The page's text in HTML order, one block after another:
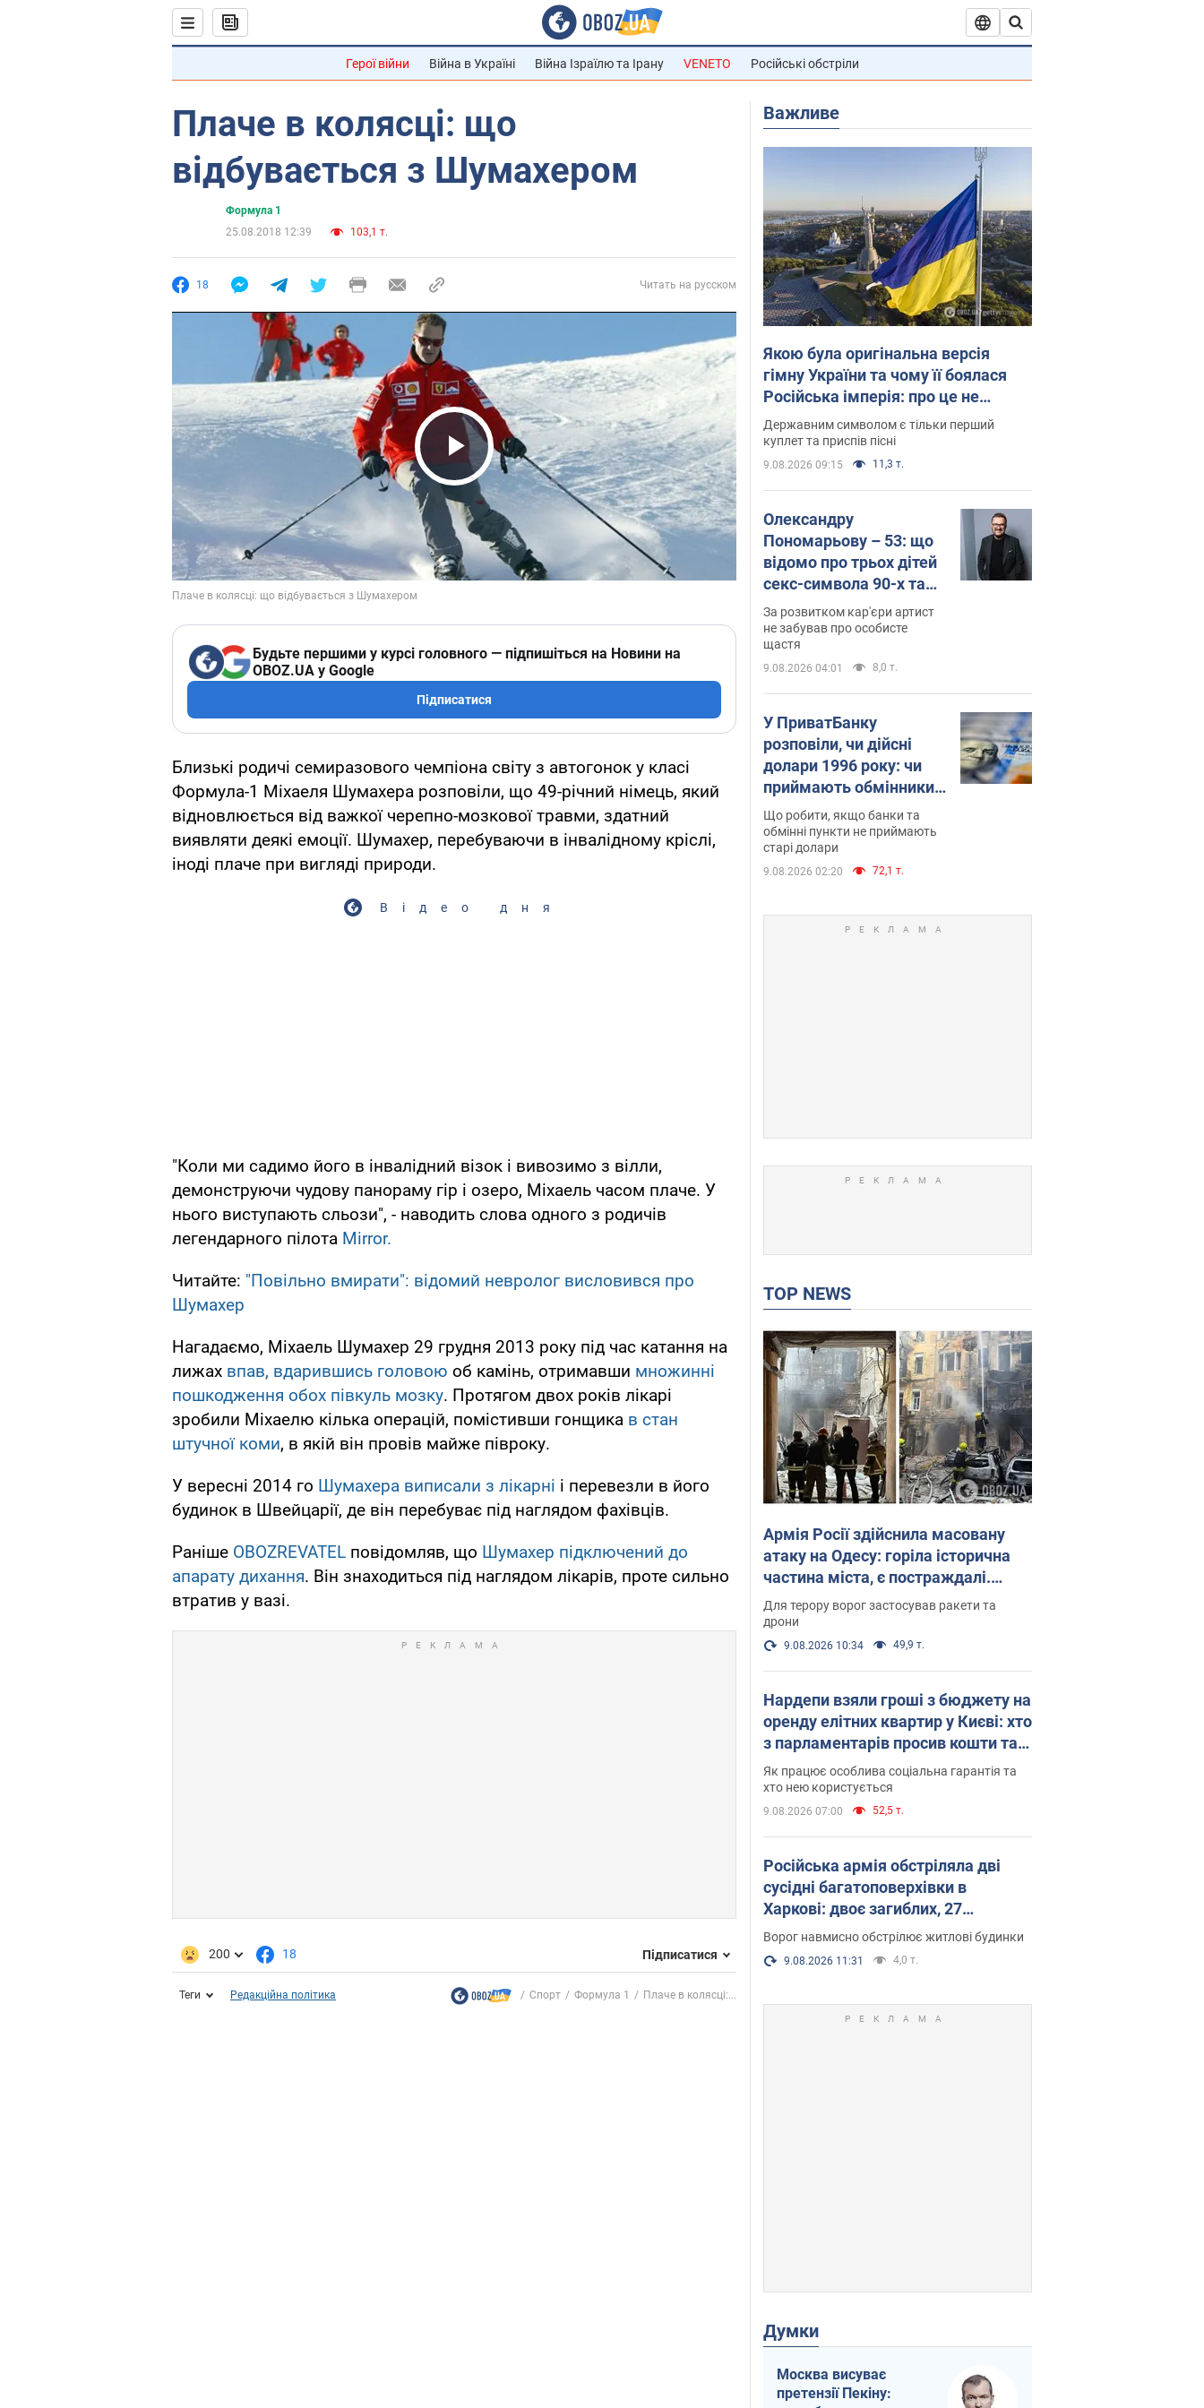
Герої війни Війна в Україні Війна Ізраїлю та Ірану VENETO Російські обстріли
Плаче в колясці: що
відбувається з Шумахером
Формула 1
25.08.2018 12:39
103,1 т.
18 Читать на русском
Play Video
Будьте першими у курсі головного — підпишіться на Новини на
OBOZ.UA у Google
Підписатися
Близькі родичі семиразового чемпіона світу з автогонок у класі
Формула-1 Міхаеля Шумахера розповіли, що 49-річний німець, який
відновлюється від важкої черепно-мозкової травми, здатний
виявляти деякі емоції. Шумахер, перебуваючи в інвалідному кріслі,
іноді плаче при вигляді природи.
Відео дня
"Коли ми садимо його в інвалідний візок і вивозимо з вілли,
демонструючи чудову панораму гір і озеро, Міхаель часом плаче. У
нього виступають сльози", - наводить слова одного з родичів
легендарного пілота Mirror.
Читайте: "Повільно вмирати": відомий невролог висловився про
Шумахер
Нагадаємо, Міхаель Шумахер 29 грудня 2013 року під час катання на
лижах впав, вдарившись головою об камінь, отримавши множинні
пошкодження обох півкуль мозку. Протягом двох років лікарі
зробили Міхаелю кілька операцій, помістивши гонщика в стан
штучної коми, в якій він провів майже півроку.
У вересні 2014 го Шумахера виписали з лікарні і перевезли в його
будинок в Швейцарії, де він перебуває під наглядом фахівців.
Раніше OBOZREVATEL повідомляв, що Шумахер підключений до
апарату дихання. Він знаходиться під наглядом лікарів, проте сильно
втратив у вазі.
200 18 Підписатися
Теги Редакційна політика Спорт Формула 1 Плаче в колясці:...
Важливе
Якою була оригінальна версія
гімну України та чому її боялася
Російська імперія: про це не
розповідають у школі
Державним символом є тільки перший
куплет та приспів пісні
9.08.2026 09:15 11,3 т.
Олександру
Пономарьову – 53: що
відомо про трьох дітей
секс-символа 90-х та
який вигляд вони
мають
За розвитком кар'єри артист
не забував про особисте
щастя
9.08.2026 04:01 8,0 т.
У ПриватБанку
розповіли, чи дійсні
долари 1996 року: чи
приймають обмінники
та банки такі купюри
Що робити, якщо банки та
обмінні пункти не приймають
старі долари
9.08.2026 02:20 72,1 т.
TOP NEWS
Армія Росії здійснила масовану
атаку на Одесу: горіла історична
частина міста, є постраждалі.
Фото та відео
Для терору ворог застосував ракети та
дрони
9.08.2026 10:34 49,9 т.
Нардепи взяли гроші з бюджету на
оренду елітних квартир у Києві: хто
з парламентарів просив кошти та
де поселився
Як працює особлива соціальна гарантія та
хто нею користується
9.08.2026 07:00 52,5 т.
Російська армія обстріляла дві
сусідні багатоповерхівки в
Харкові: двоє загиблих, 27
постраждалих
Ворог навмисно обстрілює житлові будинки
9.08.2026 11:31 4,0 т.
Думки
Москва висуває
претензії Пекіну: